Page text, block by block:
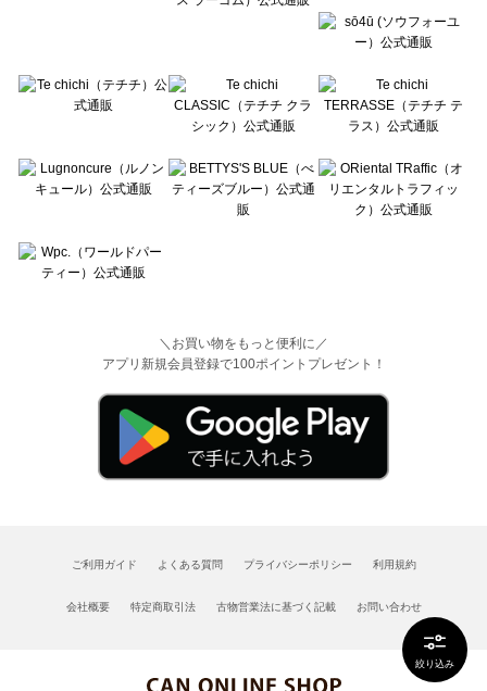
絞り込み
＼お買い物をもっと便利に／
アプリ新規会員登録で100ポイントプレゼント！
ご利用ガイド よくある質問 プライバシーポリシー 利用規約
会社概要 特定商取引法 古物営業法に基づく記載 お問い合わせ